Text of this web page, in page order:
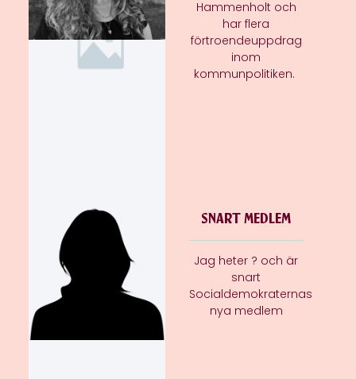
Hammenholt och
har flera
förtroendeuppdrag
inom
kommunpolitiken.
SNART MEDLEM
Jag heter ? och är
snart
Socialdemokraternas
nya medlem